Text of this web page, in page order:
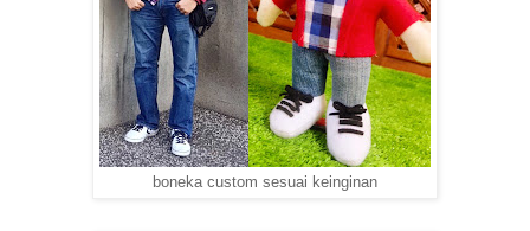
boneka custom sesuai keinginan